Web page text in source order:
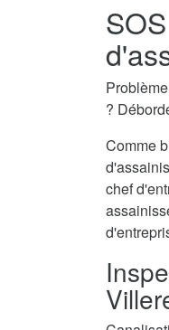
?
Comme
chef